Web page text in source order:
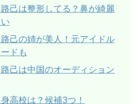
路己は整形してる？鼻が綺麗
路己の姉が美人！元アイドル
ドも
路己は中国のオーディション
高校は？候補3つ！